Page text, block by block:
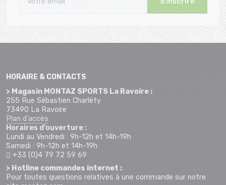
HORAIRE & CONTACTS
> Magasin MONTAZ SPORTS La Ravoire :
255 Rue Sébastien Charléty
73490 La Ravoire
Plan d'accès
Horaires d'ouverture :
Lundi au Vendredi : 9h-12h et 14h-19h
Samedi : 9h-12h et 14h-19h
+33 (0)4 79 72 59 69
> Hotline commandes internet :
Pour toutes questions relatives à une commande sur notre